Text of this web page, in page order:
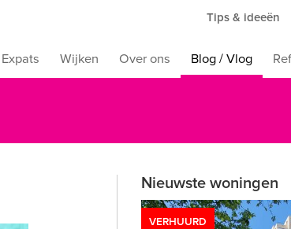
Tips & ideeën
Expats Wijken Over ons Blog / Vlog
Nieuwste woningen
VERHUURD